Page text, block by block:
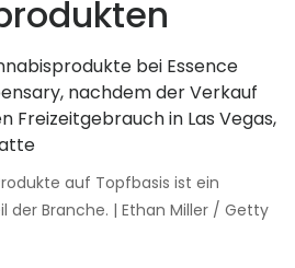
auf Topfbasis ist ein
der Branche. | Ethan Miller / Getty